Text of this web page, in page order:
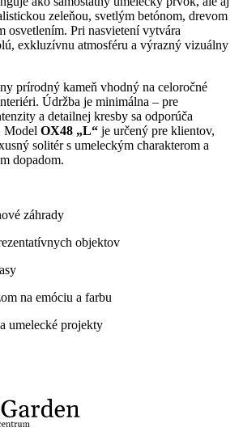
zeleňou, svetlým betónom, drevom
osvetlením. Pri nasvietení vytvára
exkluzívnu atmosféru a výrazný vizuálny
prírodný kameň vhodný na celoročné
Údržba je minimálna – pre
a detailnej kresby sa odporúča
Model OX48 „L“ je určený pre klientov,
solitér s umeleckým charakterom a
dopadom.
záhrady
objektov
na emóciu a farbu
umelecké projekty